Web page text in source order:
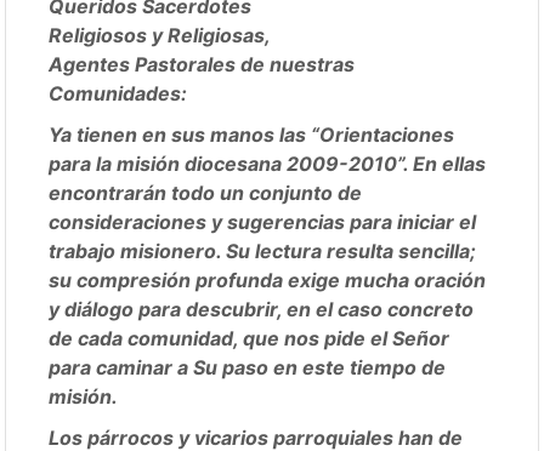
Queridos Sacerdotes
Religiosos y Religiosas,
Agentes Pastorales de nuestras
Comunidades:
Ya tienen en sus manos las “Orientaciones
para la misión diocesana 2009-2010”. En ellas
encontrarán todo un conjunto de
consideraciones y sugerencias para iniciar el
trabajo misionero. Su lectura resulta sencilla;
su compresión profunda exige mucha oración
y diálogo para descubrir, en el caso concreto
de cada comunidad, que nos pide el Señor
para caminar a Su paso en este tiempo de
misión.
Los párrocos y vicarios parroquiales han de